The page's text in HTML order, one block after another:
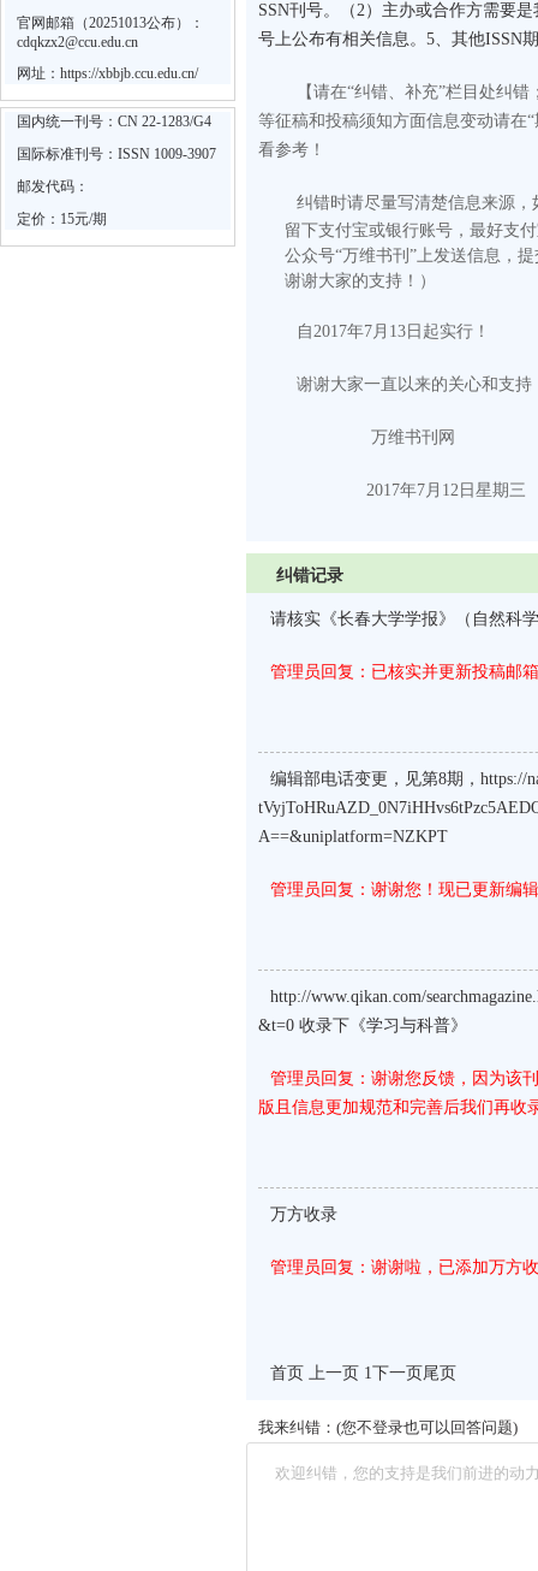
官网邮箱（20251013公布）：
cdqkzx2@ccu.edu.cn
网址： https://xbbjb.ccu.edu.cn/
国内统一刊号：CN 22-1283/G4
国际标准刊号：ISSN 1009-3907
邮发代码：
定价：15元/期
SSN刊号。（2）主办或合作方需要
号上公布有相关信息。5、其他ISSN
【请在“纠错、补充”栏目处纠
等征稿和投稿须知方面信息变动请在
看参考！
纠错时请尽量写清楚信息来源
留下支付宝或银行账号，最好支
公众号“万维书刊”上发送信息，
谢谢大家的支持！）
自2017年7月13日起实行！
谢谢大家一直以来的关心和支持
万维书刊网
2017年7月 12 日 星期三
纠错记录
请核实《长春大学学报》（自然科
管理员回复：已核实并更新投稿邮
编辑部电话变更，见第8期，https://
A==&uniplatform=NZKPT
管理员回复：谢谢您！现已更新编
http://www.qikan.com/
&t=0 收录下《学习与科普》
管理员回复：谢谢您反馈，因为该
版且信息更加规范和完善后我们再收
万方收录
管理员回复：谢谢啦，已添加万方
首页 上一页 1下一页尾页
我来纠错：(您不登录也可以回答问题)